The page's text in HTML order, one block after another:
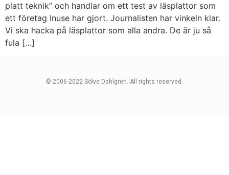
platt teknik” och handlar om ett test av läsplattor som
ett företag Inuse har gjort. Journalisten har vinkeln klar.
Vi ska hacka på läsplattor som alla andra. De är ju så
fula […]
© 2006-2022 Sölve Dahlgren. All rights reserved.